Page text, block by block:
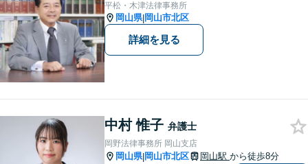
平松・木津法律事務所
岡山県|岡山市北区
詳細を見る
中村 惟子 弁護士
岡野法律事務所 岡山支店
岡山県|岡山市北区 岡山駅 から徒歩8分